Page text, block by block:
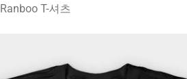
Ranboo T-셔츠